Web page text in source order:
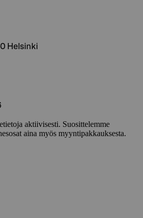
Helsinki
aktiivisesti. Suosittelemme
aina myös myyntipakkauksesta.